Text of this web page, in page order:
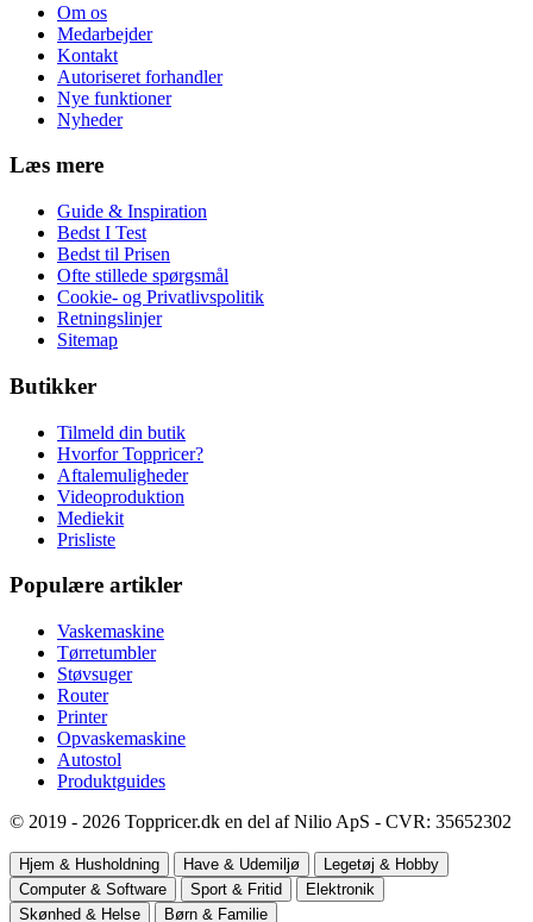
Om os
Medarbejder
Kontakt
Autoriseret forhandler
Nye funktioner
Nyheder
Læs mere
Guide & Inspiration
Bedst I Test
Bedst til Prisen
Ofte stillede spørgsmål
Cookie- og Privatlivspolitik
Retningslinjer
Sitemap
Butikker
Tilmeld din butik
Hvorfor Toppricer?
Aftalemuligheder
Videoproduktion
Mediekit
Prisliste
Populære artikler
Vaskemaskine
Tørretumbler
Støvsuger
Router
Printer
Opvaskemaskine
Autostol
Produktguides
© 2019 - 2026 Toppricer.dk en del af Nilio ApS - CVR: 35652302
Hjem & Husholdning Have & Udemiljø
Legetøj & Hobby
Computer & Software
Sport & Fritid
Elektronik
Skønhed & Helse
Børn & Familie